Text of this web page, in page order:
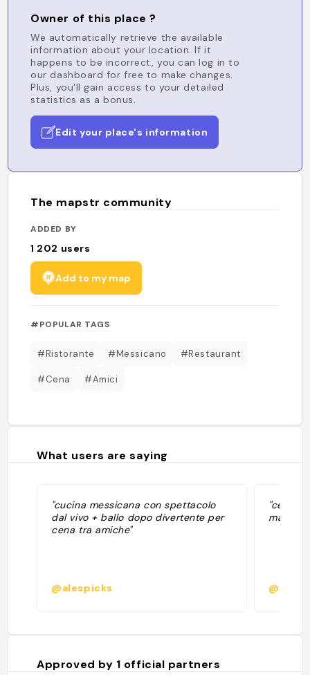
Owner of this place ?
We automatically retrieve the available
information about your location. If it
happens to be incorrect, you can log in to
our dashboard for free to make changes.
Plus, you'll gain access to your detailed
statistics as a bonus.
Edit your place's information
The mapstr community
ADDED BY
1 202 users
Add to my map
#POPULAR TAGS
#Ristorante #Messicano #Restaurant
#Cena #Amici
What users are saying
"cucina messicana con spettacolo
dal vivo + ballo dopo divertente per
cena tra amiche"
@alespicks
"cena
marit"
Approved by 1 official partners